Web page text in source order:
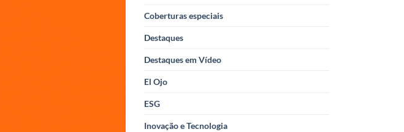
Coberturas especiais
Destaques
Destaques em Vídeo
El Ojo
ESG
Inovação e Tecnologia